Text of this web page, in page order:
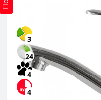
3
24
4
4